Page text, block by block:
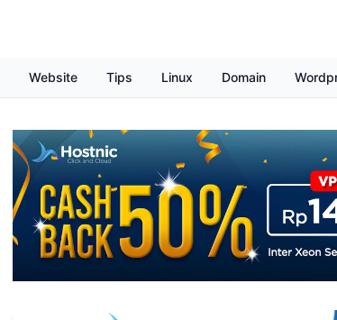
Website Tips Linux Domain